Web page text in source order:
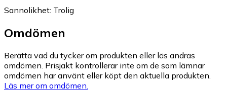
Sannolikhet: Trolig
Omdömen
Berätta vad du tycker om produkten eller läs andras
omdömen. Prisjakt kontrollerar inte om de som lämnar
omdömen har använt eller köpt den aktuella produkten.
Läs mer om omdömen.